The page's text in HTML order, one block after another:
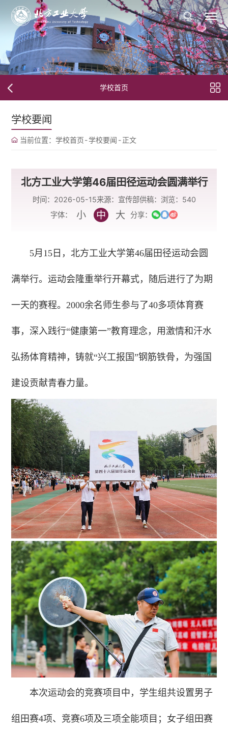
学校首页
学校要闻
当前位置： 学校首页-学校要闻 -正文
北方工业大学第46届田径运动会圆满举行
时间：2026-05-15来源：宣传部供稿： 浏览： 540
字体：
小 中 大 分享：
5月15日，北方工业大学第46届田径运动会圆
满举行。运动会隆重举行开幕式，随后进行了为期
一天的赛程。2000余名师生参与了40多项体育赛
事，深入践行“健康第一”教育理念，用激情和汗水
弘扬体育精神，铸就“兴工报国”钢筋铁骨，为强国
建设贡献青春力量。
本次运动会的竞赛项目中，学生组共设置男子
组田赛4项、竞赛6项及三项全能项目；女子组田赛